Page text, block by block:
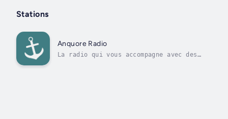
Stations
Anquore Radio
La radio qui vous accompagne avec des